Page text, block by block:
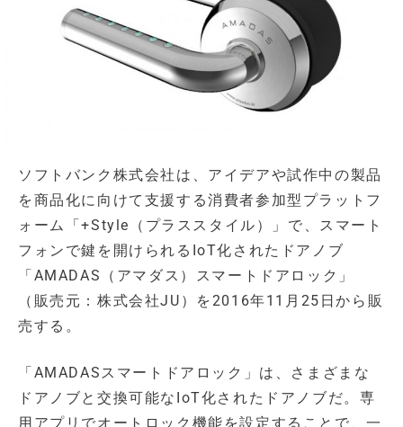
ソフトバンク株式会社は、アイデアや試作中の製品
を商品化に向けて支援する消費者参加型プラットフ
ォーム「+Style（プラススタイル）」で、スマート
フォンで鍵を開けられるIoT化されたドアノブ
「AMADAS（アマダス）スマートドアロック」
（販売元：株式会社JU）を2016年11月25日から販
売する。
「AMADASスマートドアロック」は、さまざまな
ドアノブと交換可能なIoT化されたドアノブだ。専
用アプリでオートロック機能を設定することで、一